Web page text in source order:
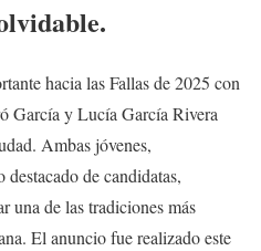
hacia las Fallas de 2025 con
García y Lucía García Rivera
Ambas jóvenes,
de candidatas,
una de las tradiciones más
El anuncio fue realizado este